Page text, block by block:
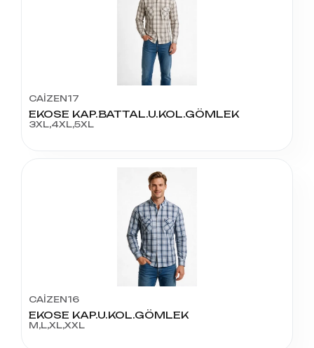
CAİZEN17
EKOSE KAP.BATTAL.U.KOL.GÖMLEK
3XL,4XL,5XL
CAİZEN16
EKOSE KAP.U.KOL.GÖMLEK
M,L,XL,XXL